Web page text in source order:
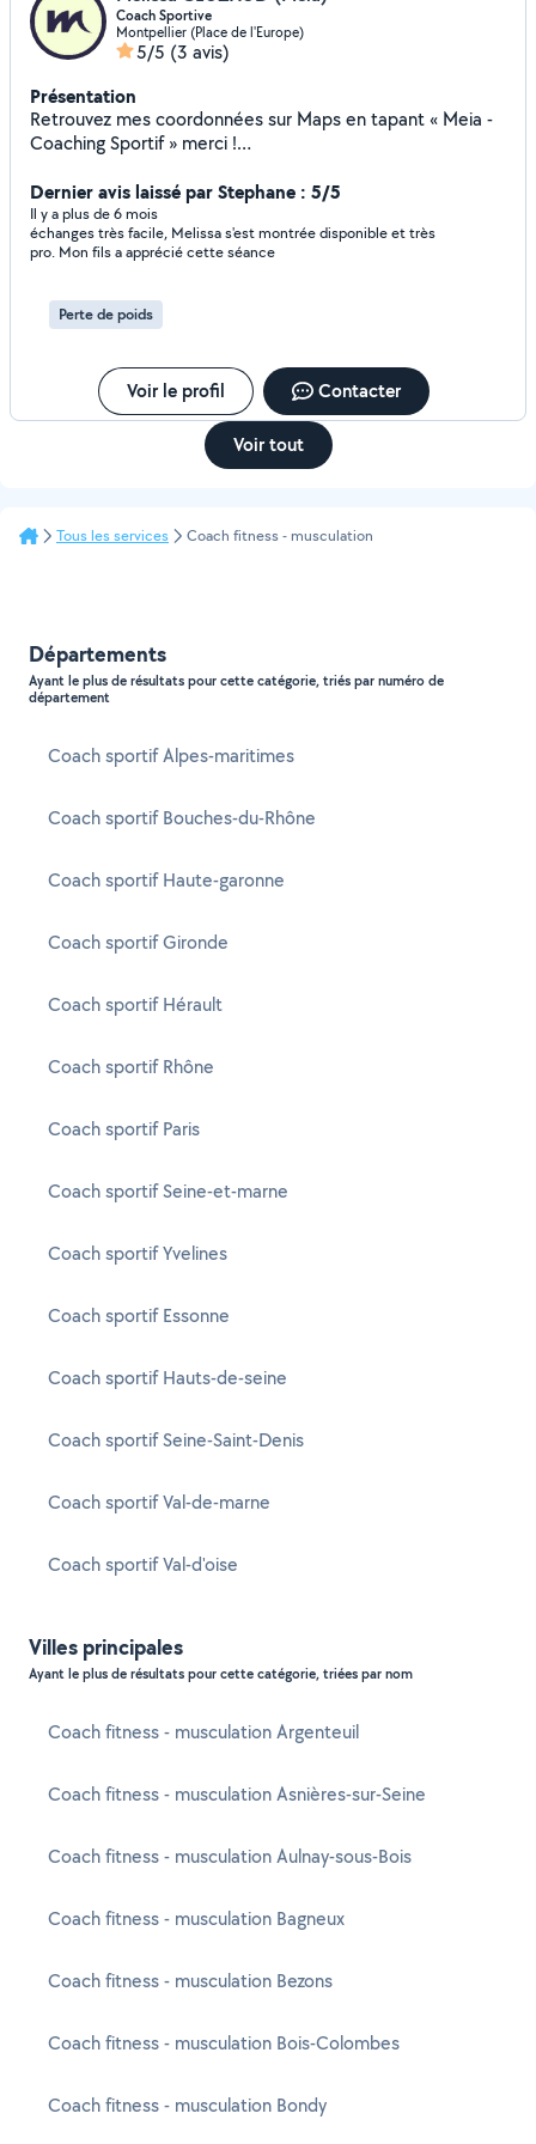
Coach Sportive
Montpellier (Place de l'Europe)
5/5 (3 avis)
Présentation
Retrouvez mes coordonnées sur Maps en tapant « Meia -
Coaching Sportif » merci !
Coach sportive en auto entrepreneur et aide à domicile (4
ans d'expérience) Je propose des séances sport pour
différents types d'objectifs : renforcement, cardio, perte
de poids, mobilité Développement des qualités physiques
explosivité) Je propose aussi des séances ludiques pour
travailler sa coordination son équilibre postural, son agilité
âgées (sport adapté) ou Contactez moi par message je
vous répondrais rapidement.
Dernier avis laissé par Stephane : 5/5
Il y a plus de 6 mois
échanges très facile, Melissa s'est montrée disponible et très
pro. Mon fils a apprécié cette séance
Perte de poids
Voir le profil Contacter
Voir tout
Tous les services Coach fitness - musculation
Départements
Ayant le plus de résultats pour cette catégorie, triés par numéro de
département
Coach sportif Alpes-maritimes
Coach sportif Bouches-du-Rhône
Coach sportif Haute-garonne
Coach sportif Gironde
Coach sportif Hérault
Coach sportif Rhône
Coach sportif Paris
Coach sportif Seine-et-marne
Coach sportif Yvelines
Coach sportif Essonne
Coach sportif Hauts-de-seine
Coach sportif Seine-Saint-Denis
Coach sportif Val-de-marne
Coach sportif Val-d'oise
Villes principales
Ayant le plus de résultats pour cette catégorie, triées par nom
Coach fitness - musculation Argenteuil
Coach fitness - musculation Asnières-sur-Seine
Coach fitness - musculation Aulnay-sous-Bois
Coach fitness - musculation Bagneux
Coach fitness - musculation Bezons
Coach fitness - musculation Bois-Colombes
Coach fitness - musculation Bondy